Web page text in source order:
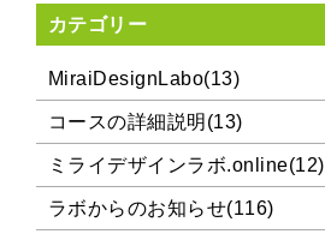
カテゴリー
MiraiDesignLabo(13)
コースの詳細説明(13)
ミライデザインラボ.online(12)
ラボからのお知らせ(116)